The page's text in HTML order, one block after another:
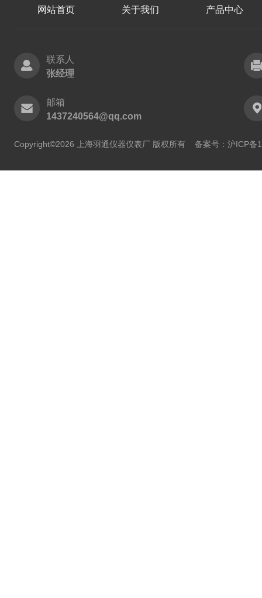
网站首页 关于我们 产品中心
联系人
张经理
邮箱
1437240564@qq.com
Copyright©2026 上海羽通仪器仪表厂 版权所有 备案号：沪ICP备